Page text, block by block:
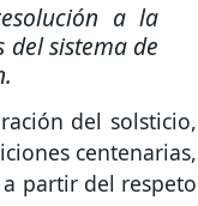
a la
del sistema de
del solsticio,
centenarias,
partir del respeto